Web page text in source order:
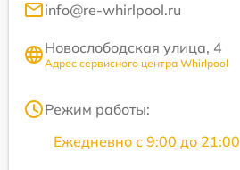
info@re-whirlpool.ru
Новослободская улица, 4
Адрес сервисного центра Whirlpool
Режим работы:
Ежедневно с 9:00 до 21:00